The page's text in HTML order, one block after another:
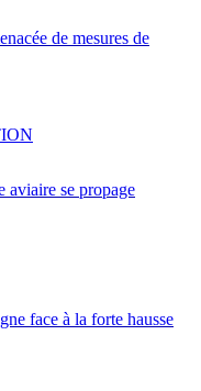
de mesures de
aviaire se propage
face à la forte hausse